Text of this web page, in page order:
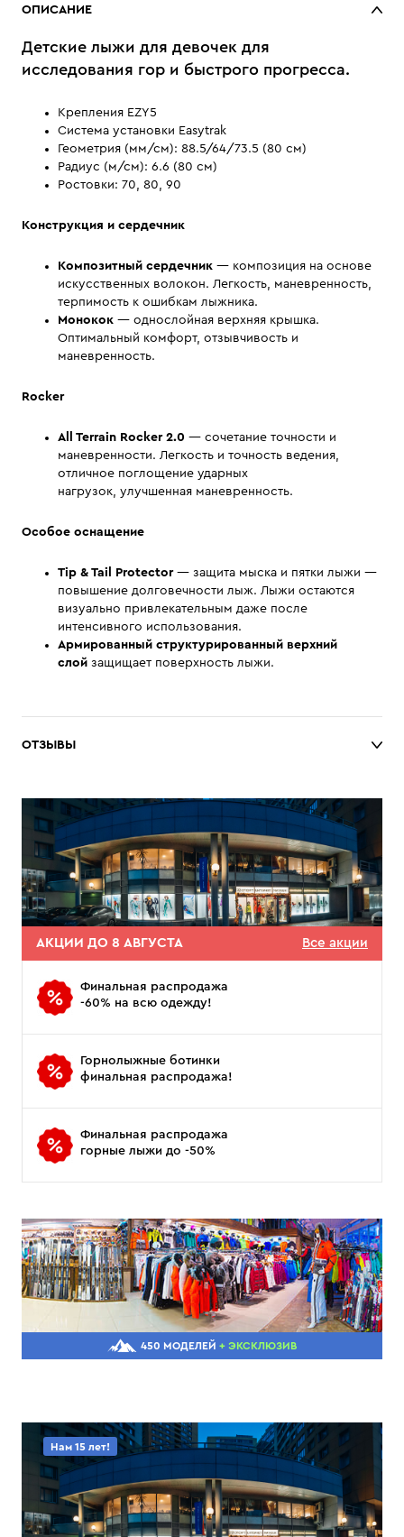
ОПИСАНИЕ
Детские лыжи для девочек для
исследования гор и быстрого прогресса.
Крепления EZY5
Система установки Easytrak
Геометрия (мм/см): 88.5/64/73.5 (80 см)
Радиус (м/см): 6.6 (80 см)
Ростовки: 70, 80, 90
Конструкция и сердечник
Композитный сердечник — композиция на основе
искусственных волокон. Легкость, маневренность,
терпимость к ошибкам лыжника.
Монокок — однослойная верхняя крышка.
Оптимальный комфорт, отзывчивость и
маневренность.
Rocker
All Terrain Rocker 2.0 — сочетание точности и
маневренности. Легкость и точность ведения,
отличное поглощение ударных
нагрузок, улучшенная маневренность.
Особое оснащение
Tip & Tail Protector— защита мыска и пятки лыжи —
повышение долговечности лыж. Лыжи остаются
визуально привлекательным даже после
интенсивного использования.
Армированный структурированный верхний
слой защищает поверхность лыжи.
ОТЗЫВЫ
АКЦИИ ДО 8 АВГУСТА Все акции
Финальная распродажа
-60% на всю одежду!
Горнолыжные ботинки
финальная распродажа!
Финальная распродажа
горные лыжи до -50%
450 МОДЕЛЕЙ + ЭКСКЛЮЗИВ
Нам 15 лет!